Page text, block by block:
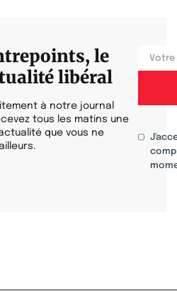
le
libéral
à notre journal
tous les matins une
que vous ne